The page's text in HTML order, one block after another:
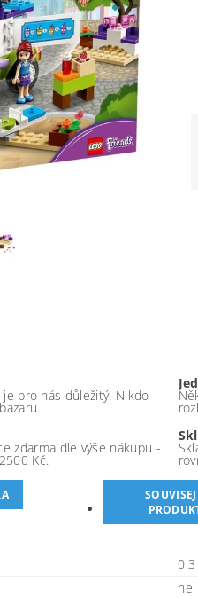
pro nás důležitý. Nikdo
zdarma dle výše nákupu -
Kč.
ne